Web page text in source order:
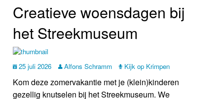
Creatieve woensdagen bij
het Streekmuseum
25 juli 2026 Alfons Schramm Kijk op Krimpen
Kom deze zomervakantie met je (klein)kinderen
gezellig knutselen bij het Streekmuseum. We